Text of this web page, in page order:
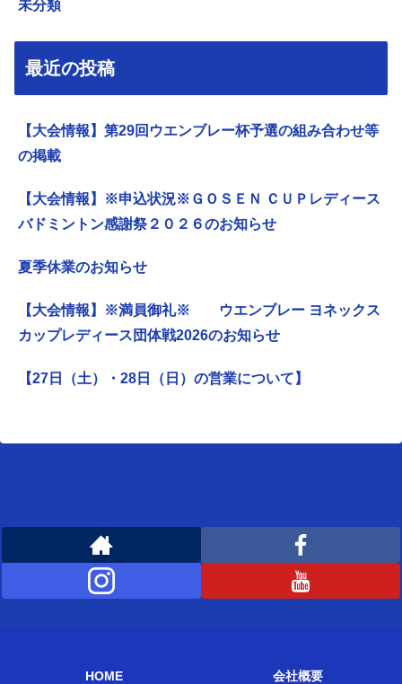
未分類
最近の投稿
【大会情報】第29回ウエンブレー杯予選の組み合わせ等
の掲載
【大会情報】※申込状況※ＧＯＳＥＮ ＣＵＰレディース
バドミントン感謝祭２０２６のお知らせ
夏季休業のお知らせ
【大会情報】※満員御礼※ ウエンブレー ヨネックス
カップレディース団体戦2026のお知らせ
【27日（土）・28日（日）の営業について】
HOME
会社概要